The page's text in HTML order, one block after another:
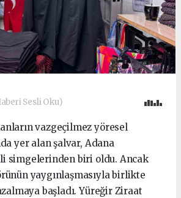
Sesli Oku)
vazgeçilmez yöresel
yer alan şalvar, Adana
simgelerinden biri oldu. Ancak
yaygınlaşmasıyla birlikte
başladı. Yüreğir Ziraat